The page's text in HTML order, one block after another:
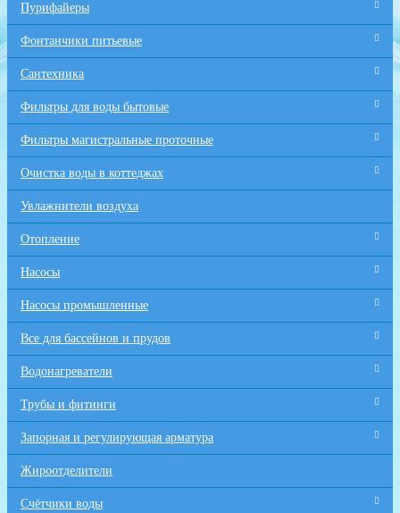
Пурифайеры
Фонтанчики питьевые
Сантехника
Фильтры для воды бытовые
Фильтры магистральные проточные
Очистка воды в коттеджах
Увлажнители воздуха
Отопление
Насосы
Насосы промышленные
Все для бaссейнов и прудов
Водонагреватели
Трубы и фитинги
Запорная и регулирующая арматура
Жироотделители
Счётчики воды